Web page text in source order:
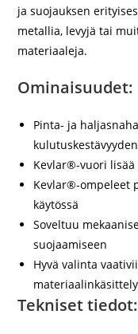
ja suojauksen
metallia, levyjä tai
materiaaleja.
Ominaisuudet:
Pinta- ja
kulutuskestävyyden
Kevlar®-vuori lisää
Kevlar®-ompeleet
käytössä
Soveltuu
suojaamiseen
Hyvä valinta
Tekniset tiedot: